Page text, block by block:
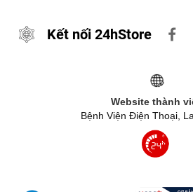
Kết nối 24hStore
Website thành
Bệnh Viện Điện Thoại,